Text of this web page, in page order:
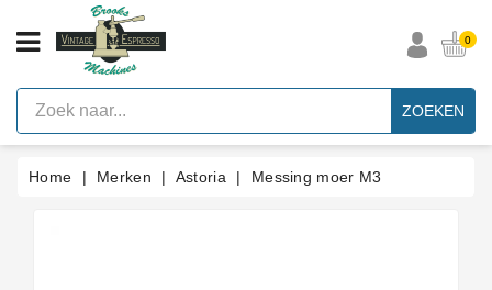
CATEGORIE
Vintage
Espresso
Machines
E61
0
ZOEKEN
Home Merken Astoria Messing moer M3